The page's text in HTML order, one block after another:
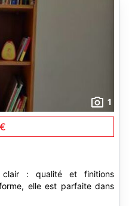
1
clair : qualité et finitions
elle est parfaite dans